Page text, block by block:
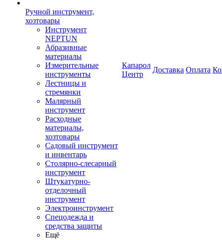
Ручной инструмент,
хозтовары
Инструмент
NEPTUN
Абразивные
материалы
Измерительные
инструменты
Лестницы и
стремянки
Малярный
инструмент
Расходные
материалы,
хозтовары
Садовый инструмент
и инвентарь
Столярно-слесарный
инструмент
Штукатурно-
отделочный
инструмент
Электроинструмент
Спецодежда и
средства защиты
Ещё
Капарол
Центр
Доставка Оплата